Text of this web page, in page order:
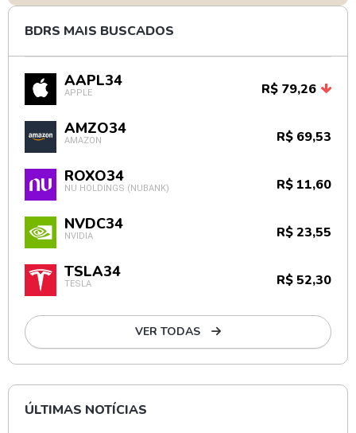
BDRS MAIS BUSCADOS
AAPL34
APPLE R$ 79,26
AMZO34
AMAZON R$ 69,53
ROXO34
NU HOLDINGS (NUBANK) R$ 11,60
NVDC34
NVIDIA R$ 23,55
TSLA34
TESLA R$ 52,30
VER TODAS
ÚLTIMAS NOTÍCIAS